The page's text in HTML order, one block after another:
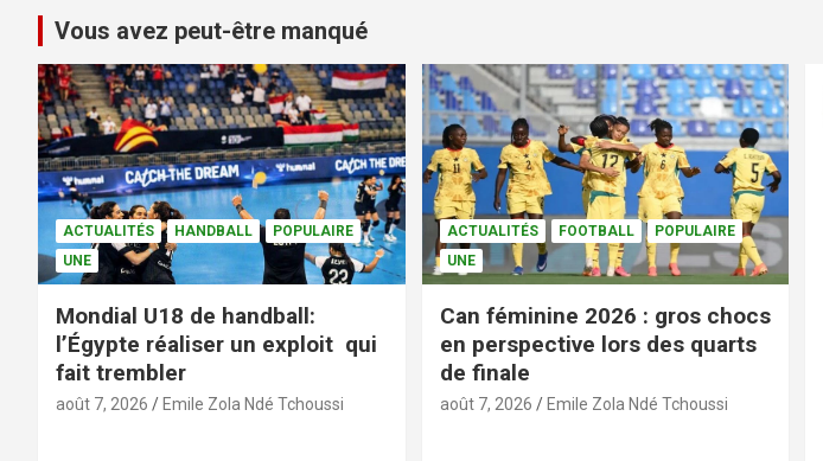
Vous avez peut-être manqué
ACTUALITÉS HANDBALL
POPULAIRE
UNE
Mondial U18 de handball:
l’Égypte réaliser un exploit qui
fait trembler
août 7, 2026 Emile Zola Ndé Tchoussi
ACTUALITÉS FOOTBALL
POPULAIRE
UNE
Can féminine 2026 : gros chocs
en perspective lors des quarts
de finale
août 7, 2026 Emile Zola Ndé Tchoussi